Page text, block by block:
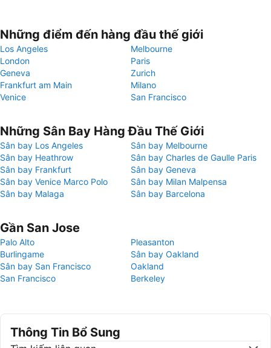
Những điểm đến hàng đầu thế giới
Los Angeles
Melbourne
London
Paris
Geneva
Zurich
Frankfurt am Main
Milano
Venice
San Francisco
Những Sân Bay Hàng Đầu Thế Giới
Sân bay Los Angeles
Sân bay Melbourne
Sân bay Heathrow
Sân bay Charles de Gaulle Paris
Sân bay Frankfurt
Sân bay Geneva
Sân bay Venice Marco Polo
Sân bay Milan Malpensa
Sân bay Malaga
Sân bay Barcelona
Gần San Jose
Palo Alto
Pleasanton
Burlingame
Sân bay Oakland
Sân bay San Francisco
Oakland
San Francisco
Berkeley
Thông Tin Bổ Sung